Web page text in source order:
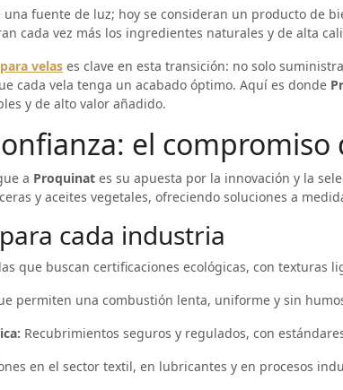
una fuente de luz; hoy se consideran un producto de
cada vez más los ingredientes naturales y de alta
velas es clave en esta transición: no solo
cada vela tenga un acabado óptimo. Aquí es donde
y de alto valor añadido.
el compromiso
a Proquinat es su apuesta por la innovación y la
y aceites vegetales, ofreciendo soluciones a
cada industria
que buscan certificaciones ecológicas, con texturas
permiten una combustión lenta, uniforme y sin
Recubrimientos seguros y regulados, con
en el sector textil, en lubricantes y en procesos